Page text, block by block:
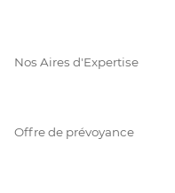
Nos Aires d'Expertise
Offre de prévoyance